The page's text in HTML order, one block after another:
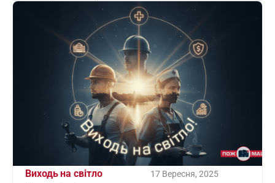
Виходь на світло
17 Вересня, 2025